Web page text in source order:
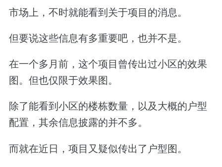
市场上，不时就能看到关于项目的消息。
但要说这些信息有多重要吧，也并不是。
在一个多月前，这个项目曾传出过小区的效果
图。但也仅限于效果图。
除了能看到小区的楼栋数量，以及大概的户型
配置，其余信息披露的并不多。
而就在近日，项目又疑似传出了户型图。